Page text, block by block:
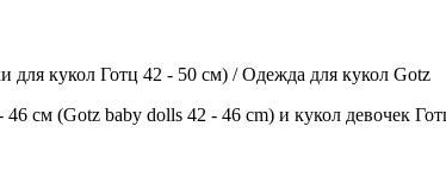
для кукол Готц 42 - 50 см) / Одежда для кукол Gotz
см (Gotz baby dolls 42 - 46 cm) и кукол девочек